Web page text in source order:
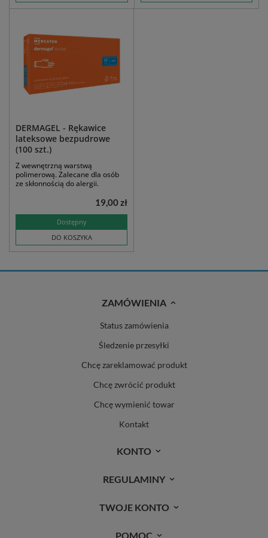
DERMAGEL - Rękawice
lateksowe bezpudrowe
(100 szt.)
Z wewnętrzną warstwą
polimerową. Zalecane dla osób
ze skłonnością do alergii.
Dostępny
DO KOSZYKA
19,00 zł
ZAMÓWIENIA
Status zamówienia
Śledzenie przesyłki
Chcę zareklamować produkt
Chcę zwrócić produkt
Chcę wymienić towar
Kontakt
KONTO
REGULAMINY
TWOJE KONTO
POMOC